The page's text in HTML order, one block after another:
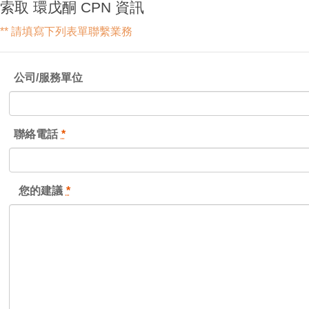
索取 環戊酮 CPN 資訊
** 請填寫下列表單聯繫業務
公司/服務單位
聯絡電話 *
您的建議 *